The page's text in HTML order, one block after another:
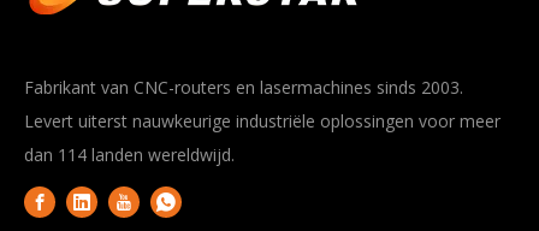
Fabrikant van CNC-routers en lasermachines sinds 2003.
Levert uiterst nauwkeurige industriële oplossingen voor meer
dan 114 landen wereldwijd.